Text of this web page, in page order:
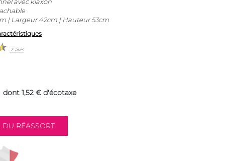
| Largeur 42cm | Hauteur 53cm
2 avis
dont 1,52 € d'écotaxe